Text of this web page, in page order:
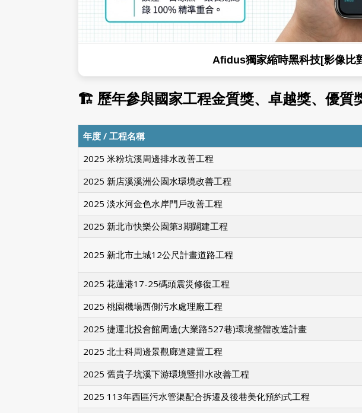
Afidus獨家縮時黑科技[無線免爬梯
🏗 歷年參與國家工程金質獎、卓越獎、優質
年度 / 工程名稱
2025 米粉坑溪周邊排水改善工程
2025 新店溪溪洲公園水環境改善工程
2025 淡水河金色水岸門戶改善工程
2025 新北市快樂公園第3期闢建工程
2025 新北市土城12公尺計畫道路工程
2025 花蓮港17-25碼頭震災修復工程
2025 桃園機場西側污水處理廠工程
2025 捷運北投會館周邊(大業路527巷)環境整體改造計畫
2025 北士科周邊景觀廊道建置工程
2025 舊貴子坑溪下游環境暨排水改善工程
2025 113年西區污水管渠配合拆遷及後巷美化預約式工程